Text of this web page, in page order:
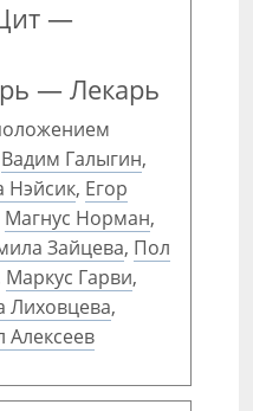
—
— Лекарь
Вадим Галыгин,
Нэйсик, Егор
Магнус Норман,
Зайцева, Пол
Маркус Гарви,
Лиховцева,
Алексеев